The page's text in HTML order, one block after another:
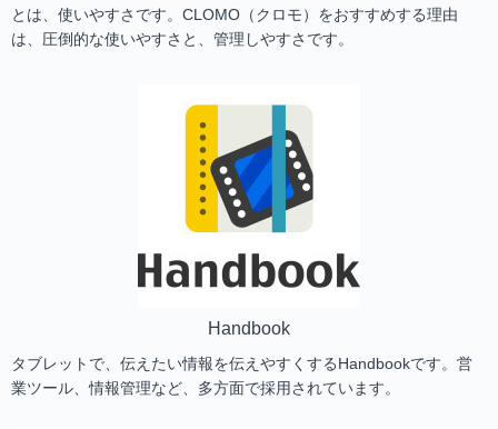
とは、使いやすさです。CLOMO（クロモ）をおすすめする理由
は、圧倒的な使いやすさと、管理しやすさです。
Handbook
タブレットで、伝えたい情報を伝えやすくするHandbookです。営
業ツール、情報管理など、多方面で採用されています。